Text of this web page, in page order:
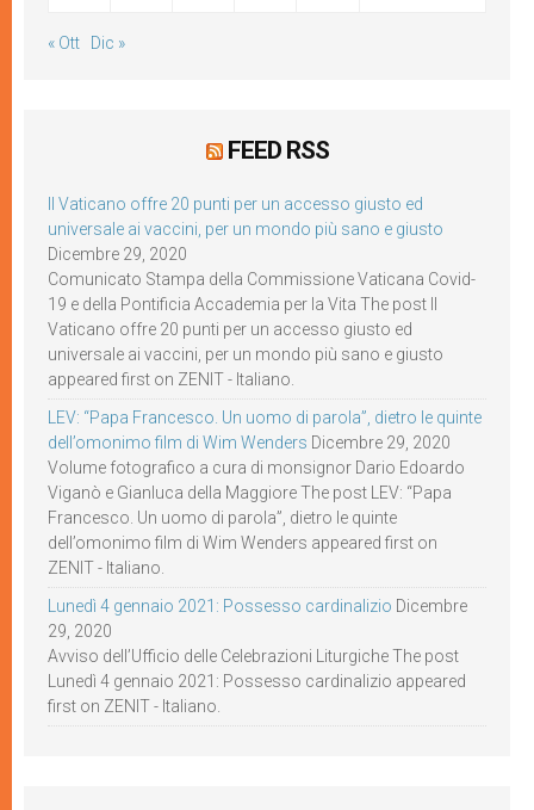
« Ott Dic »
FEED RSS
Il Vaticano offre 20 punti per un accesso giusto ed
universale ai vaccini, per un mondo più sano e giusto
Dicembre 29, 2020
Comunicato Stampa della Commissione Vaticana Covid-
19 e della Pontificia Accademia per la Vita The post Il
Vaticano offre 20 punti per un accesso giusto ed
universale ai vaccini, per un mondo più sano e giusto
appeared first on ZENIT - Italiano.
LEV: “Papa Francesco. Un uomo di parola”, dietro le quinte
dell’omonimo film di Wim Wenders Dicembre 29, 2020
Volume fotografico a cura di monsignor Dario Edoardo
Viganò e Gianluca della Maggiore The post LEV: “Papa
Francesco. Un uomo di parola”, dietro le quinte
dell’omonimo film di Wim Wenders appeared first on
ZENIT - Italiano.
Lunedì 4 gennaio 2021: Possesso cardinalizio Dicembre
29, 2020
Avviso dell’Ufficio delle Celebrazioni Liturgiche The post
Lunedì 4 gennaio 2021: Possesso cardinalizio appeared
first on ZENIT - Italiano.